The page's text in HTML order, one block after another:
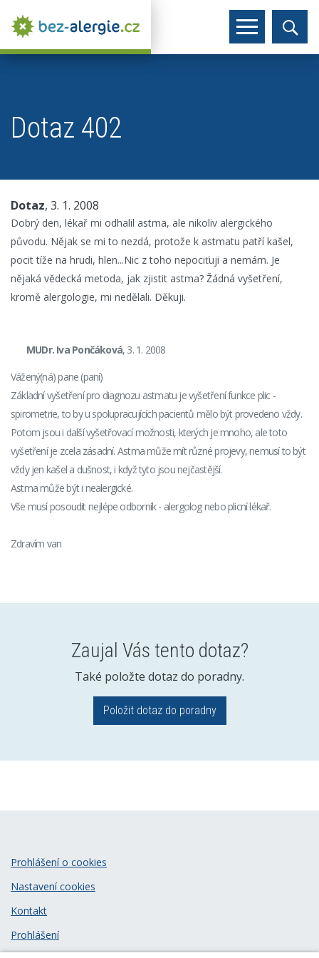
Dotaz 402
Dotaz, 3. 1. 2008
Dobrý den, lékař mi odhalil astma, ale nikoliv alergického
původu. Nějak se mi to nezdá, protože k astmatu patří kašel,
pocit tíže na hrudi, hlen...Nic z toho nepociťuji a nemám. Je
nějaká vědecká metoda, jak zjistit astma? Žádná vyšetření,
kromě alergologie, mi nedělali. Děkuji.
MUDr. Iva Pončáková, 3. 1. 2008
Vážený(ná) pane (paní)
Základní vyšetření pro diagnozu astmatu je vyšetření funkce plic -
spirometrie, to by u spolupracujících pacientů mělo být provedeno vždy.
Potom jsou i další vyšetřovací možnosti, kterých je mnoho, ale toto
vyšetření je zcela zásadní. Astma může mít různé projevy, nemusí to být
vždy jen kašel a dušnost, i když tyto jsou nejčastější.
Astma může být i nealergické.
Vše musí posoudit nejlépe odborník - alergolog nebo plicní lékař.
Zdravím van
Zaujal Vás tento dotaz?
Také položte dotaz do poradny.
Položit dotaz do poradny
Prohlášení o cookies
Nastavení cookies
Kontakt
Prohlášení